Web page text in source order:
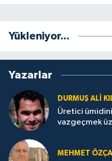
Yükleniyor...
Yazarlar
DURMUŞ ALI
Üretici
vazgeçmek
MEHMET